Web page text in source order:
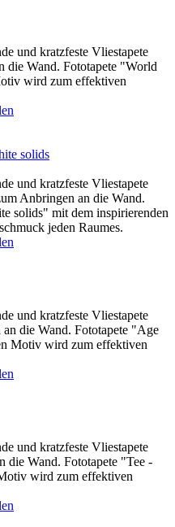
und kratzfeste Vliestapete
Wand. Fototapete "World
wird zum effektiven
solids
und kratzfeste Vliestapete
Anbringen an die Wand.
solids" mit dem inspirierenden
jeden Raumes.
und kratzfeste Vliestapete
die Wand. Fototapete "Age
Motiv wird zum effektiven
und kratzfeste Vliestapete
die Wand. Fototapete "Tee -
wird zum effektiven